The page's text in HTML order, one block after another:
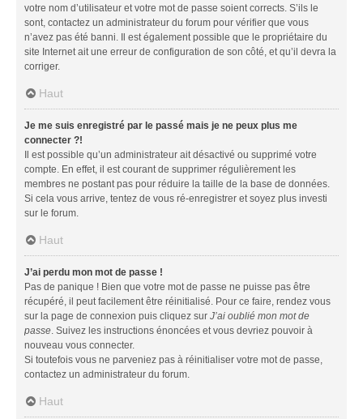
votre nom d’utilisateur et votre mot de passe soient corrects. S’ils le
sont, contactez un administrateur du forum pour vérifier que vous
n’avez pas été banni. Il est également possible que le propriétaire du
site Internet ait une erreur de configuration de son côté, et qu’il devra la
corriger.
Haut
Je me suis enregistré par le passé mais je ne peux plus me
connecter ?!
Il est possible qu’un administrateur ait désactivé ou supprimé votre
compte. En effet, il est courant de supprimer régulièrement les
membres ne postant pas pour réduire la taille de la base de données.
Si cela vous arrive, tentez de vous ré-enregistrer et soyez plus investi
sur le forum.
Haut
J’ai perdu mon mot de passe !
Pas de panique ! Bien que votre mot de passe ne puisse pas être
récupéré, il peut facilement être réinitialisé. Pour ce faire, rendez vous
sur la page de connexion puis cliquez sur J’ai oublié mon mot de
passe. Suivez les instructions énoncées et vous devriez pouvoir à
nouveau vous connecter.
Si toutefois vous ne parveniez pas à réinitialiser votre mot de passe,
contactez un administrateur du forum.
Haut